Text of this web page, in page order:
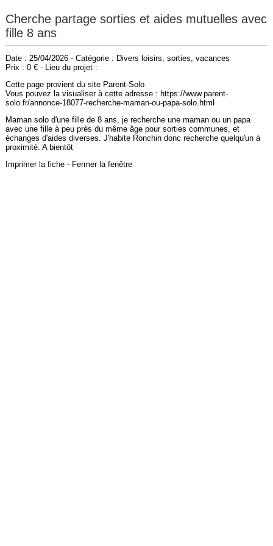
Cherche partage sorties et aides mutuelles avec
fille 8 ans
Date : 25/04/2026 - Catégorie : Divers loisirs, sorties, vacances
Prix : 0 € - Lieu du projet :
Cette page provient du site Parent-Solo
Vous pouvez la visualiser à cette adresse : https://www.parent-
solo.fr/annonce-18077-recherche-maman-ou-papa-solo.html
Maman solo d'une fille de 8 ans, je recherche une maman ou un papa
avec une fille à peu près du même âge pour sorties communes, et
échanges d'aides diverses. J'habite Ronchin donc recherche quelqu'un à
proximité. A bientôt
Imprimer la fiche- Fermer la fenêtre